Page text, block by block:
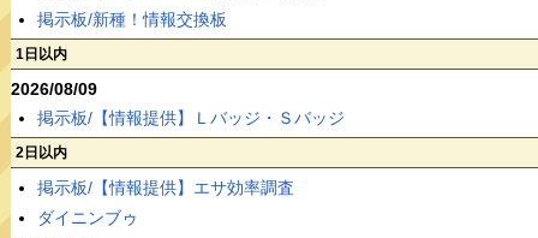
掲示板/新種！情報交換板
1日以内
2026/08/09
掲示板/【情報提供】Ｌバッジ・Ｓバッジ
2日以内
掲示板/【情報提供】エサ効率調査
ダイニンブゥ